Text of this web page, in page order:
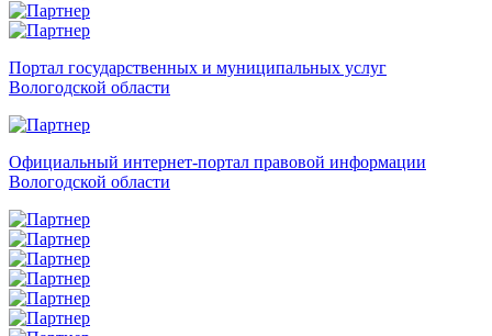
Портал государственных и муниципальных услуг
Вологодской области
Официальный интернет-портал правовой информации
Вологодской области